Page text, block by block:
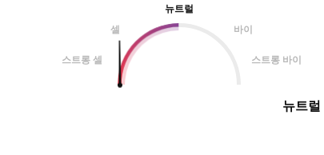
뉴트럴
셀
바이
스트롱 셀 스트롱 바이
뉴트럴